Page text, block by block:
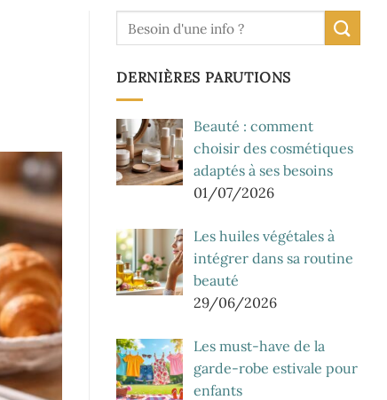
DERNIÈRES PARUTIONS
Beauté : comment
choisir des cosmétiques
adaptés à ses besoins
01/07/2026
Les huiles végétales à
intégrer dans sa routine
beauté
29/06/2026
Les must-have de la
garde-robe estivale pour
enfants